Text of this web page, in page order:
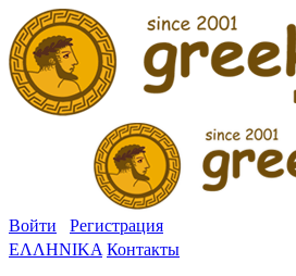
Войти
Регистрация
ΕΛΛΗΝΙΚΑ Контакты